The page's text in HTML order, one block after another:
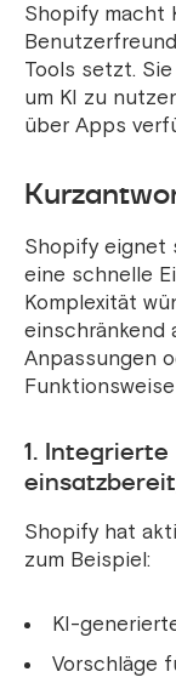
Shopify macht
Tools setzt.
um KI zu
über Apps
Shopify eignet
eine schnelle
Komplexität
einschränkend
Anpassungen
1.
Shopify hat
zum Beispiel:
KI-
Vorschläge